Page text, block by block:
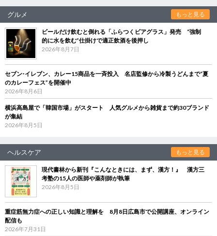
グルメ もっと見る
ビールだけ飲むと倒れる「ふらつくビアグラス」発売 “強制
的に水を飲む”仕掛けで適正飲酒を後押し
2026年8月7日
セブン‐イレブン、カレー15商品を一斉投入 名店監修から冷製うどんまで“夏
のカレーフェス”を開催中
2026年8月6日
横浜高島屋で「韓国市場」がスタート 人気グルメから雑貨まで約30ブランド
が集結
2026年8月5日
ヘルスケア もっと見る
現代書林から新刊『こんなときには、まず、漢方！』 漢方三
考塾の15人の医師や薬剤師が執筆
2026年8月5日
重症筋無力症への正しい知識と理解を 8月8日広島市で公開講座、オンライン
配信も
2026年7月31日